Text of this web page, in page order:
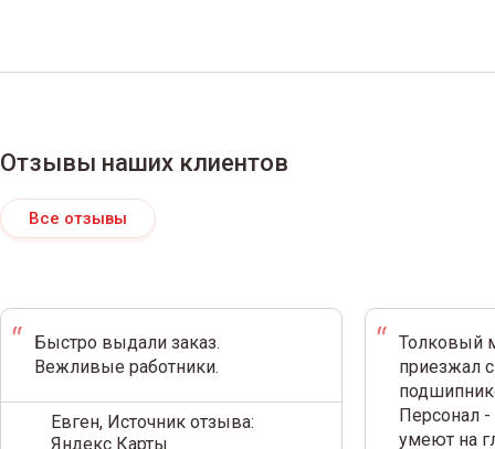
Отзывы наших клиентов
Все отзывы
Быстро выдали заказ.
Вежливые работники.
Евген, Источник отзыва:
Яндекс Карты
Толковый
приезжал
Персонал
умеют на